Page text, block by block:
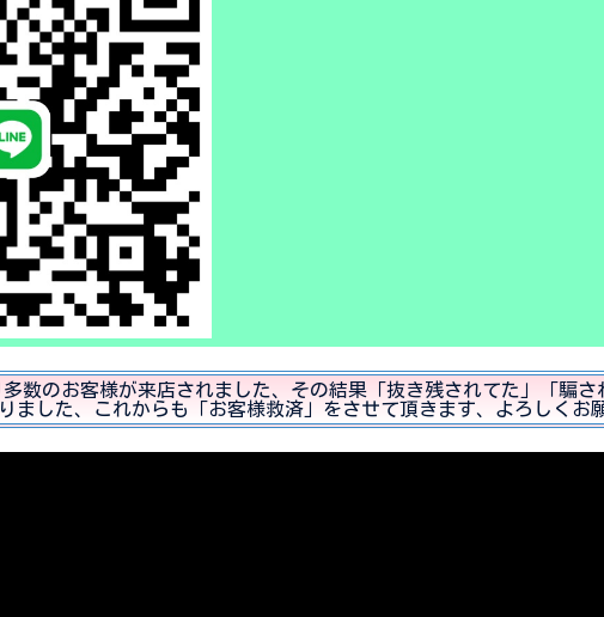
多数のお客様が来店されました、その結果「抜き残されてた」「騙
ました、これからも「お客様救済」をさせて頂きます、よろしくお